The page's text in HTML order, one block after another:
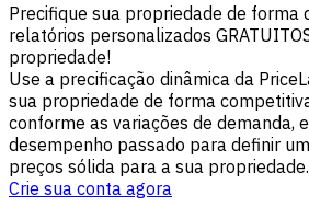
Precifique sua propriedade de forma
relatórios personalizados
propriedade!
Use a precificação dinâmica da
sua propriedade de forma
conforme as variações de demanda,
desempenho passado para definir
preços sólida para a sua propriedade.
Crie sua conta agora